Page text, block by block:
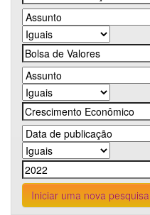
Iniciar uma nova pesquisa